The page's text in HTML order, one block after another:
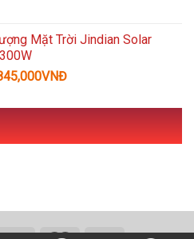
Mặt Trời Jindian Solar
VNĐGiá
tại
845,000VNĐ.